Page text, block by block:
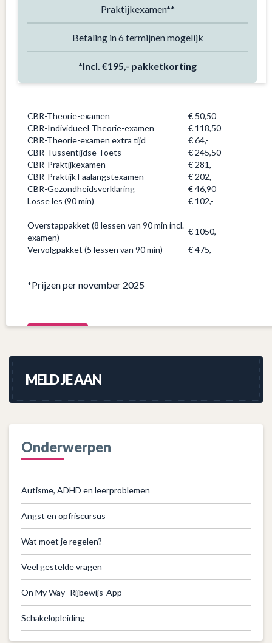
Praktijkexamen**
Betaling in 6 termijnen mogelijk
*Incl. €195,- pakketkorting
CBR-Theorie-examen
€ 50,50
CBR-Individueel Theorie-examen
€ 118,50
CBR-Theorie-examen extra tijd
€ 64,-
CBR-Tussentijdse Toets
€ 245,50
CBR-Praktijkexamen
€ 281,-
CBR-Praktijk Faalangstexamen
€ 202,-
CBR-Gezondheidsverklaring
€ 46,90
Losse les (90 min)
€ 102,-
Overstappakket (8 lessen van 90 min incl.
examen)
€ 1050,-
Vervolgpakket (5 lessen van 90 min)
€ 475,-
*Prijzen per november 2025
MELD JE AAN
Onderwerpen
Autisme, ADHD en leerproblemen
Angst en opfriscursus
Wat moet je regelen?
Veel gestelde vragen
On My Way- Rijbewijs-App
Schakelopleiding